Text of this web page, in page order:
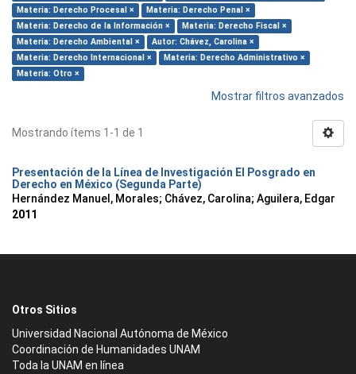
Materia: Derecho Procesal ×
Materia: Derecho Penal ×
Materia: Derecho de la Información ×
Materia: Derecho Fiscal ×
Materia: Derecho Ambiental ×
Autor: Chávez, Carolina ×
Materia: Derecho Internacional ×
Materia: Derecho Administrativo ×
Materia: Otro ×
Mostrar filtros avanzados
Mostrando ítems 1-1 de 1
Presentación de la Línea de Investigación El Posgrado en
Derecho en México (Segunda Parte)
Hernández Manuel, Morales; Chávez, Carolina; Aguilera, Edgar
2011
Otros Sitios
Universidad Nacional Autónoma de México
Coordinación de Humanidades UNAM
Toda la UNAM en línea